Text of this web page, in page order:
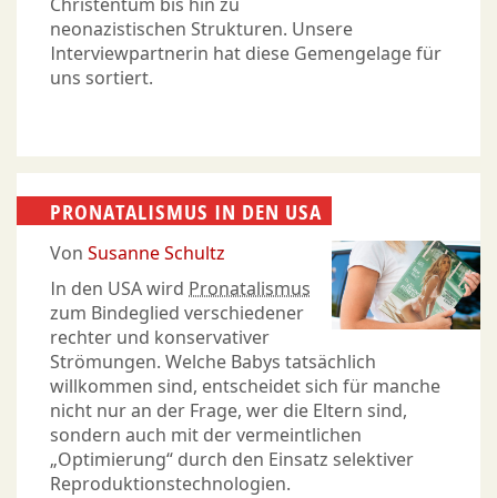
neonazistischen Strukturen. Unsere
Interviewpartnerin hat diese Gemengelage für
uns sortiert.
PRONATALISMUS IN DEN USA
Von Susanne Schultz
In den USA wird Pronatalismus
zum Bindeglied verschiedener
rechter und konservativer
Strömungen. Welche Babys tatsächlich
willkommen sind, entscheidet sich für manche
nicht nur an der Frage, wer die Eltern sind,
sondern auch mit der vermeintlichen
„Optimierung“ durch den Einsatz selektiver
Reproduktionstechnologien.